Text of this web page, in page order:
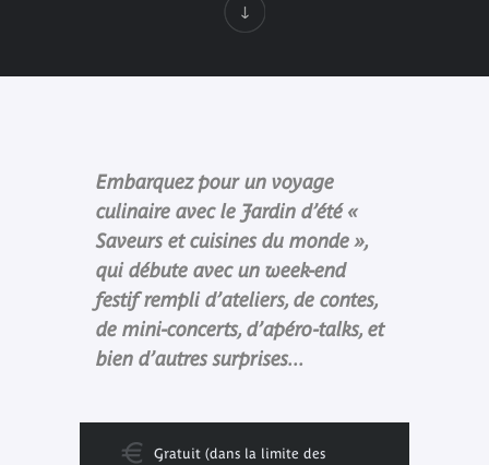
Embarquez pour un voyage
culinaire avec le Jardin d’été «
Saveurs et cuisines du monde »,
qui débute avec un week-end
festif rempli d’ateliers, de contes,
de mini-concerts, d’apéro-talks, et
bien d’autres surprises...
Gratuit (dans la limite des